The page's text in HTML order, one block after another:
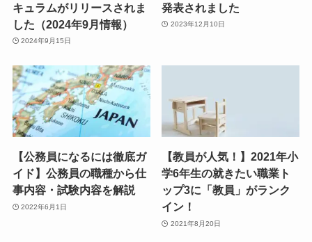
キュラムがリリースされま
した（2024年9月情報）
2024年9月15日
発表されました
2023年12月10日
【公務員になるには徹底ガ
イド】公務員の職種から仕
事内容・試験内容を解説
2022年6月1日
【教員が人気！】2021年小
学6年生の就きたい職業ト
ップ3に「教員」がランク
イン！
2021年8月20日